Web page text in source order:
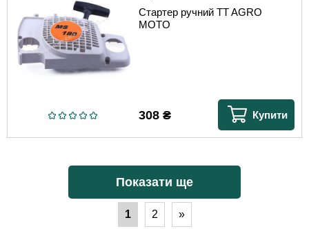
Стартер ручний TT AGRO
MOTO
308₴ Купити
Показати ще
1 2 »